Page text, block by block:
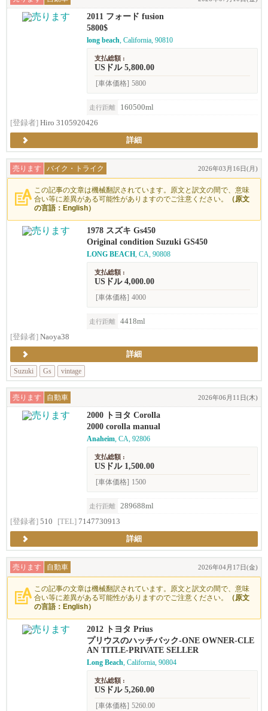
2011 フォード fusion
5800$
long beach, California, 90810
支払総額 :
USドル 5,800.00
[車体価格] 5800
走行距離
160500ml
[登録者] Hiro 3105920426
詳細
売ります バイク・トライク 2026年03月16日(月)
この記事の文章は機械翻訳されています。原文と訳文の間で、意味
合い等に差異がある可能性がありますのでご注意ください。
（原文
の言語：English）
1978 スズキ Gs450
Original condition Suzuki GS450
LONG BEACH, CA, 90808
支払総額 :
USドル 4,000.00
[車体価格] 4000
走行距離
4418ml
[登録者] Naoya38
詳細
Suzuki
Gs vintage
売ります 自動車 2026年06月11日(木)
2000 トヨタ Corolla
2000 corolla manual
Anaheim, CA, 92806
支払総額 :
USドル 1,500.00
[車体価格] 1500
走行距離
289688ml
[登録者] 510 [TEL] 7147730913
詳細
売ります 自動車 2026年04月17日(金)
この記事の文章は機械翻訳されています。原文と訳文の間で、意味
合い等に差異がある可能性がありますのでご注意ください。
（原文
の言語：English）
2012 トヨタ Prius
プリウスのハッチバック-ONE OWNER-CLE
AN TITLE-PRIVATE SELLER
Long Beach, California, 90804
支払総額 :
USドル 5,260.00
[車体価格] 5260.00